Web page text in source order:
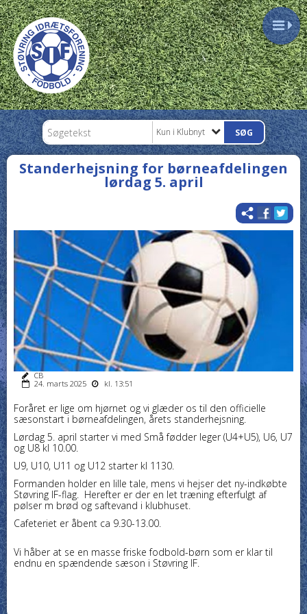
Kun i Klubnyt
Standerhejsning for børneafdelingen
lørdag 5. april
CB
24. marts 2025
kl. 13:51
Foråret er lige om hjørnet og vi glæder os til den officielle
sæsonstart i børneafdelingen, årets standerhejsning.
Lørdag 5. april starter vi med Små fødder leger (U4+U5), U6, U7
og U8 kl 10.00.
U9, U10, U11 og U12 starter kl 1130.
Formanden holder en lille tale, mens vi hejser det ny-indkøbte
Støvring IF-flag. Herefter er der en let træning efterfulgt af
pølser m brød og saftevand i klubhuset.
Cafeteriet er åbent ca 9.30-13.00.
Vi håber at se en masse friske fodbold-børn som er klar til
endnu en spændende sæson i Støvring IF.